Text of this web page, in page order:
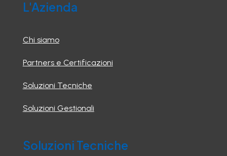
L'Azienda
Chi siamo
Partners e Certificazioni
Soluzioni Tecniche
Soluzioni Gestionali
Soluzioni Tecniche